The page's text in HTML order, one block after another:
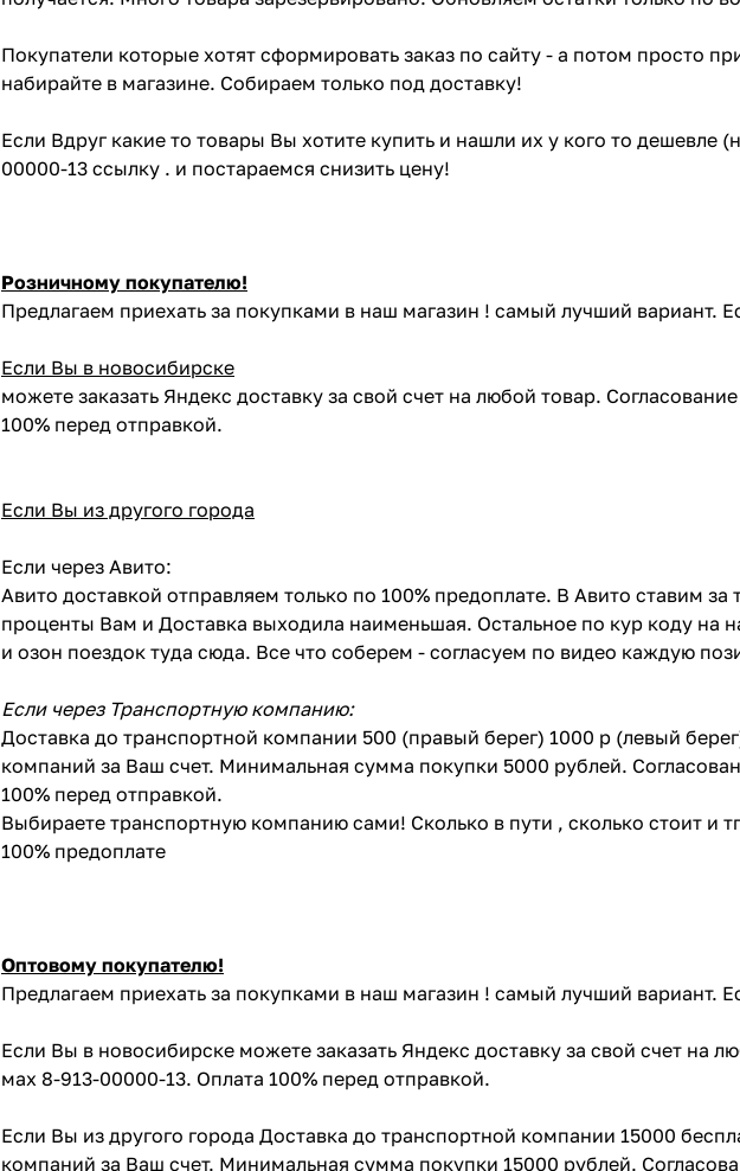
Покупатели которые хотят сформировать заказ по сайту - а потом просто
набирайте в магазине. Собираем только под доставку!
Если Вдруг какие то товары Вы хотите купить и нашли их у кого то
00000-13 ссылку . и постараемся снизить цену!
Розничному покупателю!
Предлагаем приехать за покупками в наш магазин ! самый лучший вариант.
Если Вы в новосибирске
можете заказать Яндекс доставку за свой счет на любой товар.
100% перед отправкой.
Если Вы из другого города
Если через Авито:
Авито доставкой отправляем только по 100% предоплате. В Авито ставим
проценты Вам и Доставка выходила наименьшая. Остальное по кур коду
и озон поездок туда сюда. Все что соберем - согласуем по видео каждую
Если через Транспортную компанию:
Доставка до транспортной компании 500 (правый берег) 1000 р (левый
компаний за Ваш счет. Минимальная сумма покупки 5000 рублей.
100% перед отправкой.
Выбираете транспортную компанию сами! Сколько в пути , сколько стоит и
100% предоплате
Оптовому покупателю!
Предлагаем приехать за покупками в наш магазин ! самый лучший вариант.
Если Вы в новосибирске можете заказать Яндекс доставку за свой счет на
мах 8-913-00000-13. Оплата 100% перед отправкой.
Если Вы из другого города Доставка до транспортной компании 15000
компаний за Ваш счет. Минимальная сумма покупки 15000 рублей.